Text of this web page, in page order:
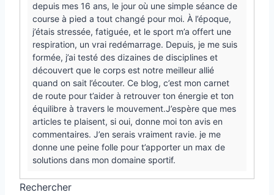
depuis mes 16 ans, le jour où une simple séance de
course à pied a tout changé pour moi. À l’époque,
j’étais stressée, fatiguée, et le sport m’a offert une
respiration, un vrai redémarrage. Depuis, je me suis
formée, j’ai testé des dizaines de disciplines et
découvert que le corps est notre meilleur allié
quand on sait l’écouter. Ce blog, c’est mon carnet
de route pour t’aider à retrouver ton énergie et ton
équilibre à travers le mouvement.J’espère que mes
articles te plaisent, si oui, donne moi ton avis en
commentaires. J’en serais vraiment ravie. je me
donne une peine folle pour t’apporter un max de
solutions dans mon domaine sportif.
Rechercher